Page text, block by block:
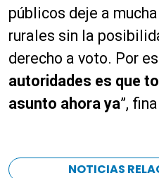
públicos deje a
rurales sin la
derecho a voto. Por
autoridades es que
asunto ahora ya”,
NOTICIAS